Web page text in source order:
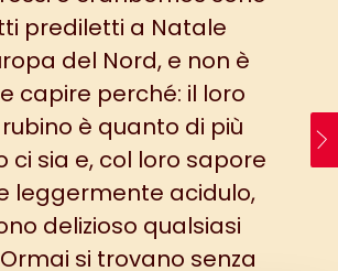
prediletti a Natale
del Nord, e non è
capire perché: il loro
è quanto di più
ci sia e, col loro sapore
leggermente acidulo,
delizioso qualsiasi
si trovano senza